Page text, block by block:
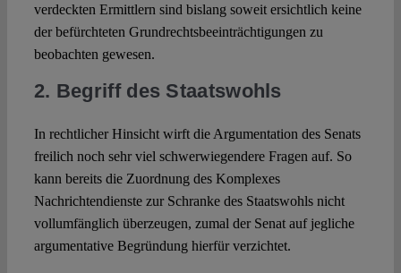
verdeckten Ermittlern sind bislang soweit ersichtlich keine
der befürchteten Grundrechtsbeeinträchtigungen zu
beobachten gewesen.
2. Begriff des Staatswohls
In rechtlicher Hinsicht wirft die Argumentation des Senats
freilich noch sehr viel schwerwiegendere Fragen auf. So
kann bereits die Zuordnung des Komplexes
Nachrichtendienste zur Schranke des Staatswohls nicht
vollumfänglich überzeugen, zumal der Senat auf jegliche
argumentative Begründung hierfür verzichtet.